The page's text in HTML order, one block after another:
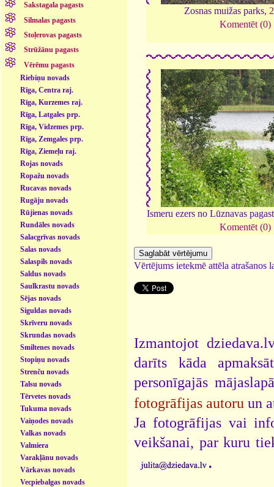
Sakstagala pagasts
Silmalas pagasts
Stoļerovas pagasts
Strūžānu pagasts
Vērēmu pagasts
Riebiņu novads
Rīga, Centra raj.
Rīga, Kurzemes raj.
Rīga, Latgales prp.
Rīga, Vidzemes prp.
Rīga, Zemgales prp.
Rīga, Ziemeļu raj.
Rojas novads
Ropažu novads
Rucavas novads
Rugāju novads
Rūjienas novads
Rundāles novads
Salacgrīvas novads
Salas novads
Salaspils novads
Saldus novads
Saulkrastu novads
Sējas novads
Siguldas novads
Skrīveru novads
Skrundas novads
Smiltenes novads
Stopiņu novads
Strenču novads
Talsu novads
Tērvetes novads
Tukuma novads
Vaiņodes novads
Valkas novads
Valmiera
Varakļānu novads
Vārkavas novads
Vecpiebalgas novads
Zosnas muižas parks,
Komentēt (0)
Ismeru ezers no Lūznavas
Komentēt (0)
Vērtējums ietekmē attēla atrašanos
Izmantojot
darīts kāda
personīgajās
fotogrāfijas autoru un
Ja fotogrāfijas vai
veikšanai, par kuru
.